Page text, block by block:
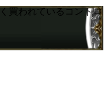
買われているコントロ